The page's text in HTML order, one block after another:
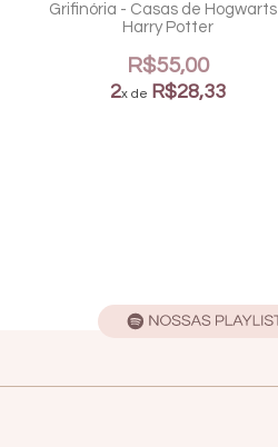
Grifinória - Casas de
Harry Potter
R$55,00
2x de R$28,33